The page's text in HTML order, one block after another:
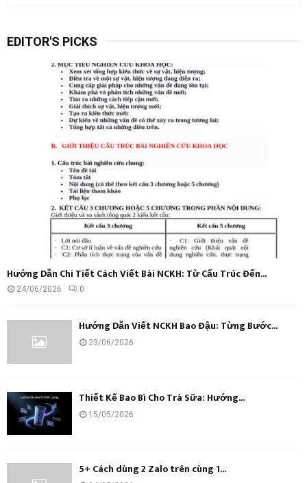
c
EDITOR'S PICKS
Hướng Dẫn Chi Tiết Cách Viết Bài NCKH: Từ Cấu Trúc Đến...
24/06/2026 0
Hướng Dẫn Viết NCKH Bao Đậu: Từng Bước...
23/06/2026
Thiết Kế Bao Bì Cho Trà Sữa: Hướng...
15/05/2026
5+ Cách dùng 2 Zalo trên cùng 1...